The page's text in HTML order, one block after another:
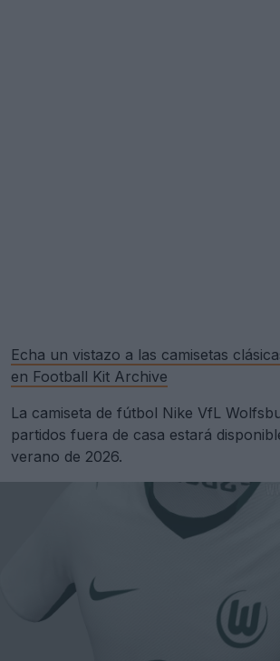
Echa un vistazo a las camisetas
en Football Kit Archive
La camiseta de fútbol Nike VfL
partidos fuera de casa estará
verano de 2026.